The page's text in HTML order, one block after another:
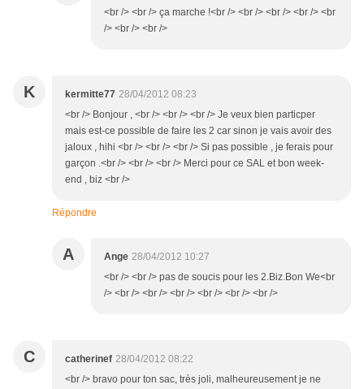
<br /> <br /> ça marche !<br /> <br /> <br /> <br /> <br
/> <br /> <br />
K kermitte77 28/04/2012 08:23
<br /> Bonjour , <br /> <br /> <br /> Je veux bien particper
mais est-ce possible de faire les 2 car sinon je vais avoir des
jaloux , hihi <br /> <br /> <br /> Si pas possible , je ferais pour
garçon .<br /> <br /> <br /> Merci pour ce SAL et bon week-
end , biz <br />
Répondre
A Ange 28/04/2012 10:27
<br /> <br /> pas de soucis pour les 2.Biz.Bon We<br
/> <br /> <br /> <br /> <br /> <br /> <br />
C catherinef 28/04/2012 08:22
<br /> bravo pour ton sac, très joli, malheureusement je ne